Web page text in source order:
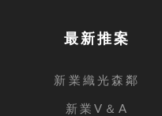
最新推案
新業織光森鄰
新業V＆A